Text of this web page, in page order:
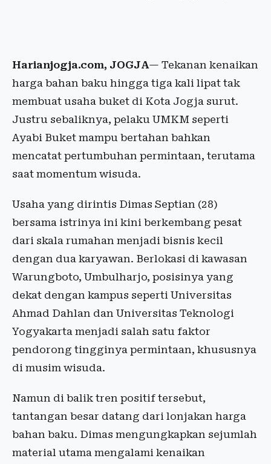
Harianjogja.com, JOGJA— Tekanan kenaikan
harga bahan baku hingga tiga kali lipat tak
membuat usaha buket di Kota Jogja surut.
Justru sebaliknya, pelaku UMKM seperti
Ayabi Buket mampu bertahan bahkan
mencatat pertumbuhan permintaan, terutama
saat momentum wisuda.
Usaha yang dirintis Dimas Septian (28)
bersama istrinya ini kini berkembang pesat
dari skala rumahan menjadi bisnis kecil
dengan dua karyawan. Berlokasi di kawasan
Warungboto, Umbulharjo, posisinya yang
dekat dengan kampus seperti Universitas
Ahmad Dahlan dan Universitas Teknologi
Yogyakarta menjadi salah satu faktor
pendorong tingginya permintaan, khususnya
di musim wisuda.
Namun di balik tren positif tersebut,
tantangan besar datang dari lonjakan harga
bahan baku. Dimas mengungkapkan sejumlah
material utama mengalami kenaikan